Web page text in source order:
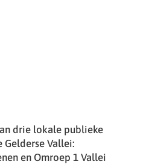
drie lokale publieke
Vallei:
en Omroep 1 Vallei